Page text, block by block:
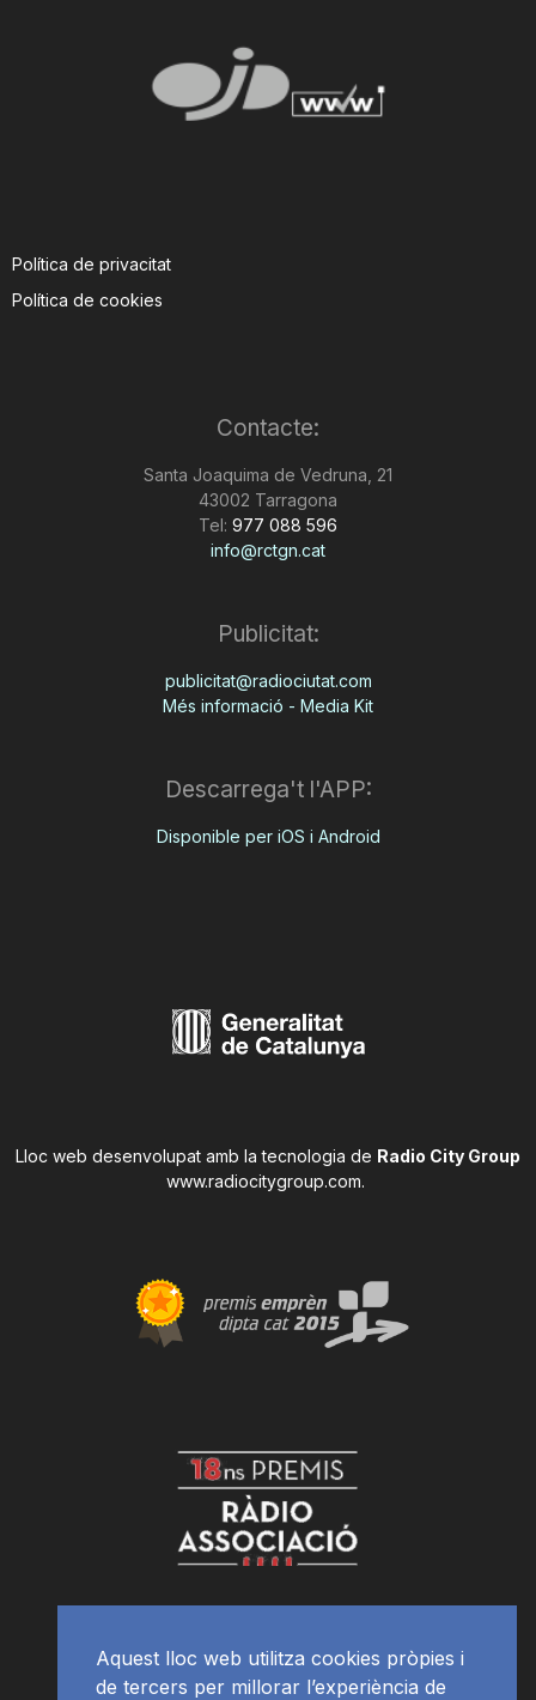
Política de privacitat
Política de cookies
Contacte:
Santa Joaquima de Vedruna, 21
43002 Tarragona
Tel: 977 088 596
info@rctgn.cat
Publicitat:
publicitat@radiociutat.com
Més informació - Media Kit
Descarrega't l'APP:
Disponible per iOS i Android
Lloc web desenvolupat amb la tecnologia de Radio City Group
www.radiocitygroup.com.
Aquest lloc web utilitza cookies pròpies i
de tercers per millorar l’experiència de